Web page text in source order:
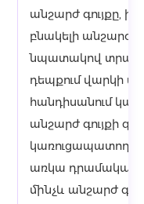
անշարժ գույքը,
բնակելի անշարժ
նպատակով
դեպքում վարկի
հանդիսանում
անշարժ գույքի
կառուցապատողի
առկա դրամական
մինչև անշարժ